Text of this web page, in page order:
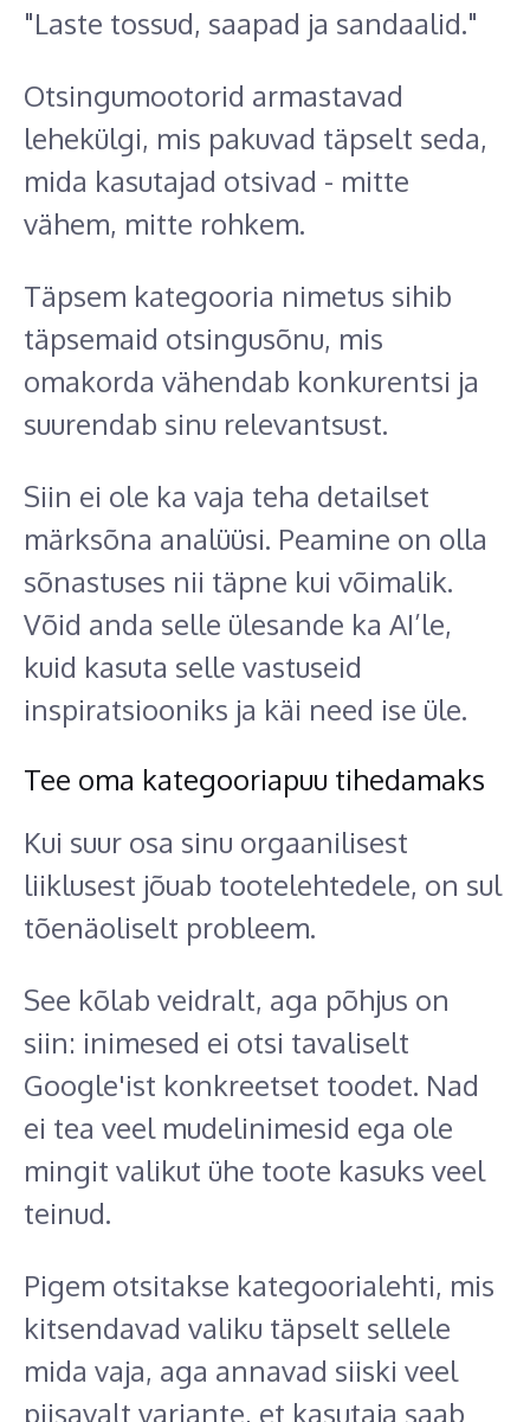
"Laste tossud, saapad ja sandaalid."
Otsingumootorid armastavad
lehekülgi, mis pakuvad täpselt seda,
mida kasutajad otsivad - mitte
vähem, mitte rohkem.
Täpsem kategooria nimetus sihib
täpsemaid otsingusõnu, mis
omakorda vähendab konkurentsi ja
suurendab sinu relevantsust.
Siin ei ole ka vaja teha detailset
märksõna analüüsi. Peamine on olla
sõnastuses nii täpne kui võimalik.
Võid anda selle ülesande ka AI’le,
kuid kasuta selle vastuseid
inspiratsiooniks ja käi need ise üle.
Tee oma kategooriapuu tihedamaks
Kui suur osa sinu orgaanilisest
liiklusest jõuab tootelehtedele, on sul
tõenäoliselt probleem.
See kõlab veidralt, aga põhjus on
siin: inimesed ei otsi tavaliselt
Google'ist konkreetset toodet. Nad
ei tea veel mudelinimesid ega ole
mingit valikut ühe toote kasuks veel
teinud.
Pigem otsitakse kategoorialehti, mis
kitsendavad valiku täpselt sellele
mida vaja, aga annavad siiski veel
piisavalt variante, et kasutaja saab